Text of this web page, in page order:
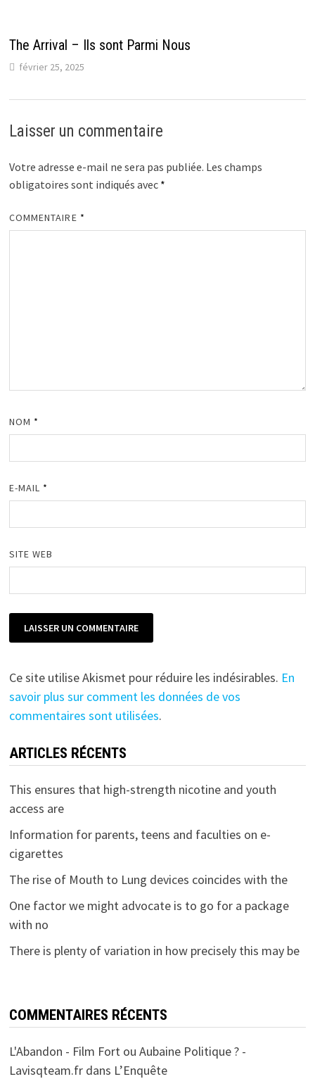
The Arrival – Ils sont Parmi Nous
février 25, 2025
Laisser un commentaire
Votre adresse e-mail ne sera pas publiée. Les champs
obligatoires sont indiqués avec *
COMMENTAIRE *
NOM *
E-MAIL *
SITE WEB
Ce site utilise Akismet pour réduire les indésirables. En
savoir plus sur comment les données de vos
commentaires sont utilisées.
ARTICLES RÉCENTS
This ensures that high-strength nicotine and youth
access are
Information for parents, teens and faculties on e-
cigarettes
The rise of Mouth to Lung devices coincides with the
One factor we might advocate is to go for a package
with no
There is plenty of variation in how precisely this may be
COMMENTAIRES RÉCENTS
L'Abandon - Film Fort ou Aubaine Politique ? -
Lavisqteam.frdans L’Enquête